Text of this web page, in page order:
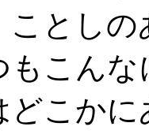
としの
もこん
どこか